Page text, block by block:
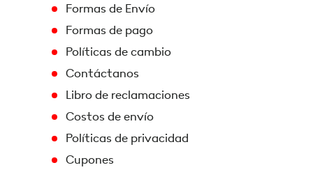
Formas de Envío
Formas de pago
Políticas de cambio
Contáctanos
Libro de reclamaciones
Costos de envío
Políticas de privacidad
Cupones